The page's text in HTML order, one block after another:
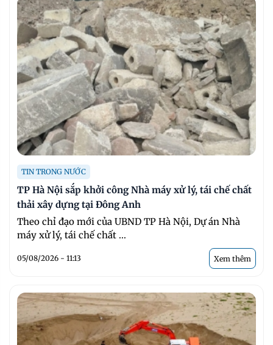
TIN TRONG NƯỚC
TP Hà Nội sắp khởi công Nhà máy xử lý, tái chế chất
thải xây dựng tại Đông Anh
Theo chỉ đạo mới của UBND TP Hà Nội, Dự án Nhà
máy xử lý, tái chế chất ...
05/08/2026 - 11:13 Xem thêm